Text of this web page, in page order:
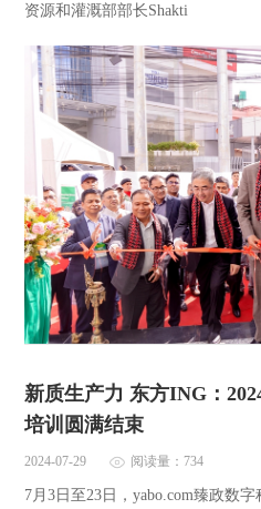
资源和灌溉部部长Shakti
新质生产力 东方ING：
培训圆满结束
2024-07-29 阅读量：734
7月3日至23日，yabo.com臻政数